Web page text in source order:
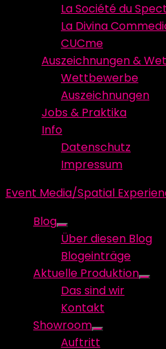
La Société du
La Divina
CUCme
Auszeichnungen &
Wettbewerbe
Auszeichnungen
Jobs & Praktika
Info
Datenschutz
Impressum
Event Media/Spatial
Blog
Show
sub
menu
Über diesen Blog
Blogeinträge
Aktuelle Produktion
Show
Das sind wir
Kontakt
Showroom
Show
Auftritt